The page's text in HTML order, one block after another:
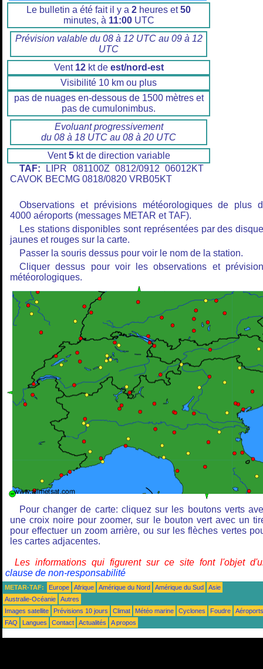
Le bulletin a été fait il y a 2 heures et50
minutes, à 11:00UTC
Prévision valable du 08 à 12 UTC au 09 à 12
UTC
Vent 12kt de est/nord-est
Visibilité 10 km ou plus
pas de nuages en-dessous de 1500 mètres et
pas de cumulonimbus.
Evoluant progressivement
du 08 à 18 UTC au 08 à 20 UTC
Vent5kt de direction variable
TAF: LIPR 081100Z 0812/0912 06012KT
CAVOK BECMG 0818/0820 VRB05KT
Observations et prévisions météorologiques de plus
4000 aéroports (messages METAR et TAF).
Les stations disponibles sont représentées par des
jaunes et rouges sur la carte.
Passer la souris dessus pour voir le nom de la station.
Cliquer dessus pour voir les observations et
météorologiques.
Pour changer de carte: cliquez sur les boutons verts
une croix noire pour zoomer, sur le bouton vert avec un
pour effectuer un zoom arrière, ou sur les flèches vertes
les cartes adjacentes.
Les informations qui figurent sur ce site font l'objet
clause de non-responsabilité
METAR-TAF: Europe Afrique Amérique du Nord Amérique du Sud
Asie
Australie-Océanie
Autres
Images satellite
Prévisions 10 jours Climat Météo marine Cyclones Foudre
Aéroports
FAQ
Langues Contact Actualités A propos